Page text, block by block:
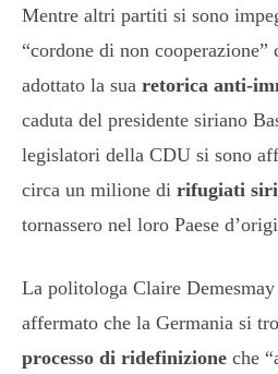
Mentre altri partiti si sono
“cordone di non
adottato la sua retorica anti-
caduta del presidente siriano
legislatori della CDU si sono
circa un milione di rifugiati
tornassero nel loro Paese
La politologa Claire Demesmay
affermato che la Germania si
processo di ridefinizione che